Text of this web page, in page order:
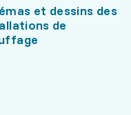
et dessins des
de